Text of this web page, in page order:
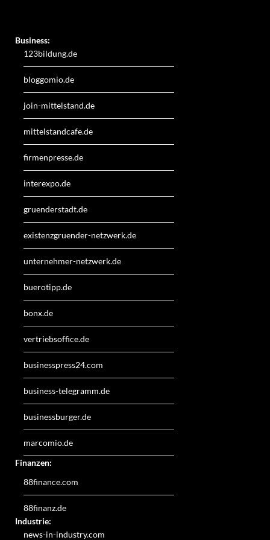
Business:
123bildung.de
bloggomio.de
join-mittelstand.de
mittelstandcafe.de
firmenpresse.de
interexpo.de
gruenderstadt.de
existenzgruender-netzwerk.de
unternehmer-netzwerk.de
buerotipp.de
bonx.de
vertriebsoffice.de
businesspress24.com
business-telegramm.de
businessburger.de
marcomio.de
Finanzen:
88finance.com
88finanz.de
Industrie:
news-in-industry.com